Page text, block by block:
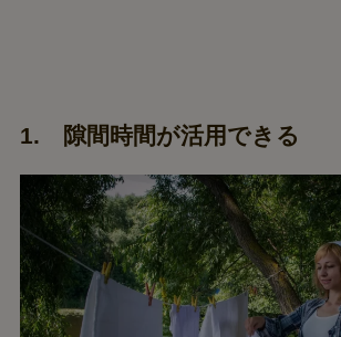
1. 隙間時間が活用できる